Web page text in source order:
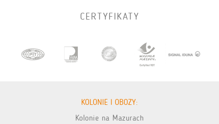
CERTYFIKATY
KOLONIE I OBOZY:
Kolonie na Mazurach